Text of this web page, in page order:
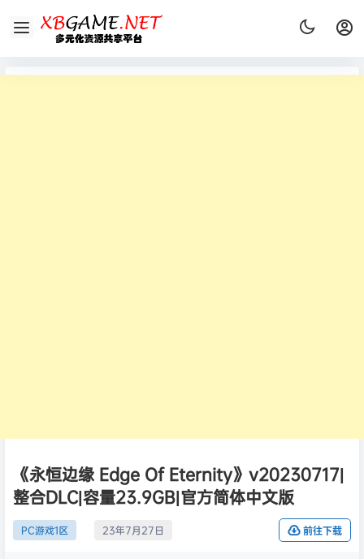
《永恒边缘 Edge Of Eternity》v20230717|
整合DLC|容量23.9GB|官方简体中文版
PC游戏1区 23年7月27日 前往下载